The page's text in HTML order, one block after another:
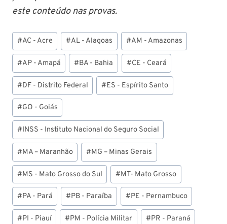
este conteúdo nas provas.
Tags
do
Post:
#AC - Acre #AL - Alagoas #AM - Amazonas
#AP - Amapá #BA - Bahia #CE - Ceará
#DF - Distrito Federal #ES - Espírito Santo
#GO - Goiás
#INSS - Instituto Nacional do Seguro Social
#MA – Maranhão #MG – Minas Gerais
#MS - Mato Grosso do Sul #MT- Mato Grosso
#PA - Pará #PB - Paraíba #PE - Pernambuco
#PI - Piauí #PM - Polícia Militar #PR - Paraná